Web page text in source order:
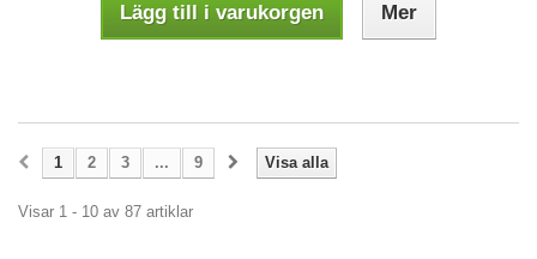
Lägg till i varukorgen Mer
Visa alla
1 2 3 ... 9
Visar 1 - 10 av 87 artiklar